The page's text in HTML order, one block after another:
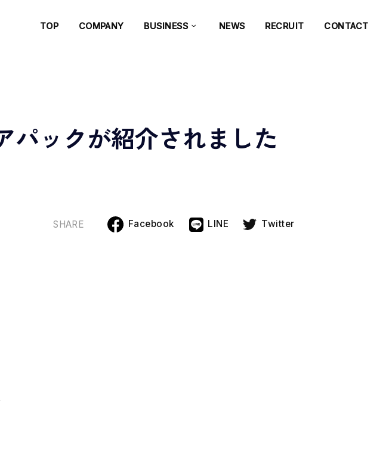
TOP COMPANY BUSINESS NEWS RECRUIT CONTACT
パックが紹介されました
SHARE Facebook LINE Twitter